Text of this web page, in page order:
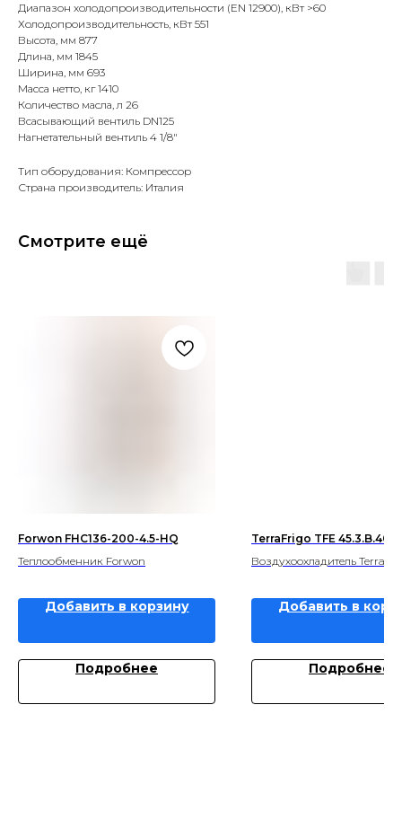
Диапазон холодопроизводительности (EN 12900), кВт >60
Холодопроизводительность, кВт 551
Высота, мм 877
Длина, мм 1845
Ширина, мм 693
Масса нетто, кг 1410
Количество масла, л 26
Всасывающий вентиль DN125
Нагнетательный вентиль 4 1/8"
Тип оборудования: Компрессор
Страна производитель: Италия
Смотрите ещё
Forwon FHC136-200-4.5-HQ
Теплообменник Forwon
Добавить в корзину
Подробнее
TerraFrigo TFE 45.3.B.40
Воздухоохладитель
Добавить в
Подробнее